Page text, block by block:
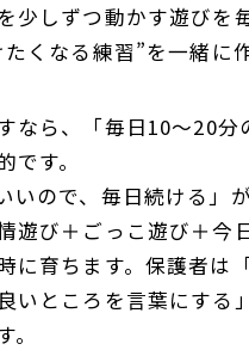
少しずつ動かす遊びを
たくなる練習”を一緒に
なら、「毎日10〜20
す。
いので、毎日続ける」
遊び＋ごっこ遊び＋今
に育ちます。保護者は
いところを言葉にす